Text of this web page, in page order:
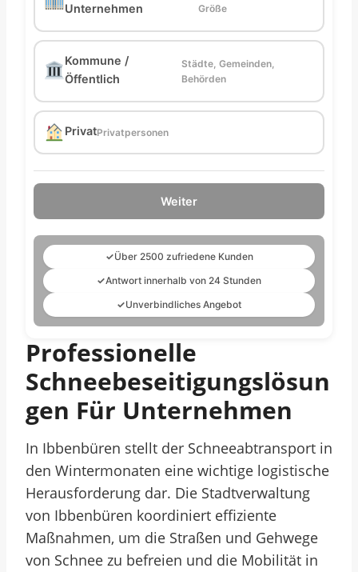
Unternehmen
Größe
Kommune /
Öffentlich
Städte, Gemeinden,
Behörden
PrivatPrivatpersonen
Weiter
✓Über 2500 zufriedene Kunden
✓Antwort innerhalb von 24 Stunden
✓Unverbindliches Angebot
Professionelle
Schneebeseitigungslösun
Gen Für Unternehmen
In Ibbenbüren stellt der Schneeabtransport in
den Wintermonaten eine wichtige logistische
Herausforderung dar. Die Stadtverwaltung
von Ibbenbüren koordiniert effiziente
Maßnahmen, um die Straßen und Gehwege
von Schnee zu befreien und die Mobilität in